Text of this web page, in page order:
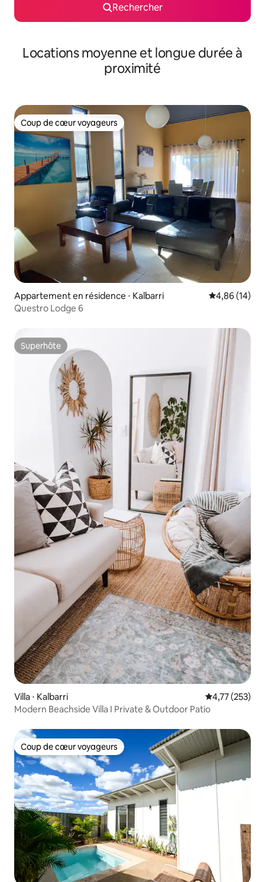
Rechercher
Locations moyenne et longue durée à
proximité
Coup de cœur voyageurs
Coup de cœur voyageurs
Appartement en résidence ⋅ Kalbarri Évaluation
4,86 (14)
Questro Lodge 6
Superhôte
Superhôte
Villa ⋅ Kalbarri Évaluation
4,77 (253)
Modern Beachside Villa I Private & Outdoor Patio
Coup de cœur voyageurs
Coup de cœur voyageurs